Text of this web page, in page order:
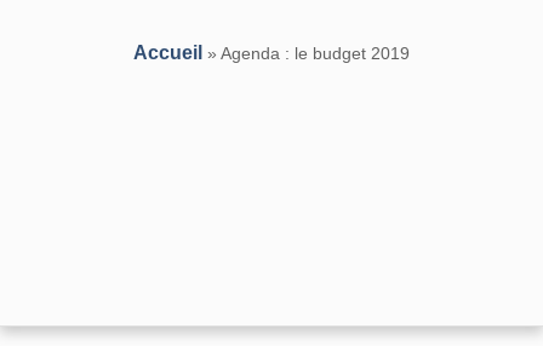
Accueil » Agenda : le budget 2019